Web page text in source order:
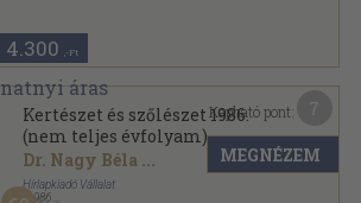
4.300 ,-Ft
Kertészet és szőlészet 1986.
(nem teljes évfolyam)
Dr. Nagy Béla ...
Hírlapkiadó Vállalat
, 1986
Kapható pont:
MEGNÉZEM